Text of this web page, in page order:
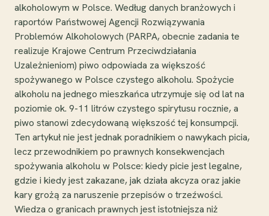
alkoholowym w Polsce. Według danych branżowych i
raportów Państwowej Agencji Rozwiązywania
Problemów Alkoholowych (PARPA, obecnie zadania te
realizuje Krajowe Centrum Przeciwdziałania
Uzależnieniom) piwo odpowiada za większość
spożywanego w Polsce czystego alkoholu. Spożycie
alkoholu na jednego mieszkańca utrzymuje się od lat na
poziomie ok. 9-11 litrów czystego spirytusu rocznie, a
piwo stanowi zdecydowaną większość tej konsumpcji.
Ten artykuł nie jest jednak poradnikiem o nawykach picia,
lecz przewodnikiem po prawnych konsekwencjach
spożywania alkoholu w Polsce: kiedy picie jest legalne,
gdzie i kiedy jest zakazane, jak działa akcyza oraz jakie
kary grożą za naruszenie przepisów o trzeźwości.
Wiedza o granicach prawnych jest istotniejsza niż